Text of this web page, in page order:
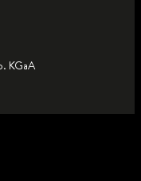
KGaA